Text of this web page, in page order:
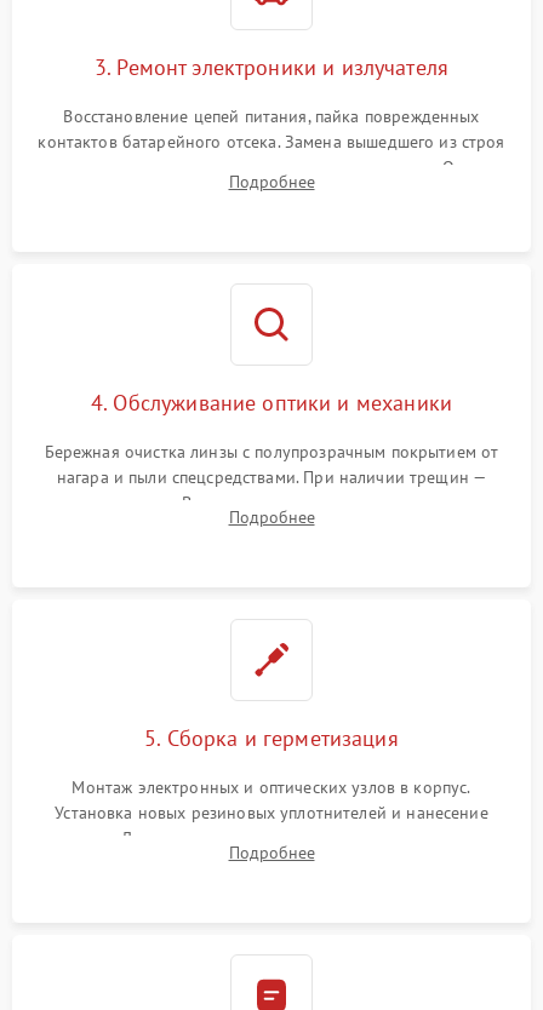
3. Ремонт электроники и излучателя
Восстановление цепей питания, пайка поврежденных
контактов батарейного отсека. Замена вышедшего из строя
светодиода или микросхемы управления яркостью. Очистка
платы от коррозии и нанесение защитного лака для
Подробнее
4. Обслуживание оптики и механики
Бережная очистка линзы с полупрозрачным покрытием от
нагара и пыли спецсредствами. При наличии трещин —
замена стекла. Восстановление или замена пружин и
резьбовых элементов в механизме ввода поправок для
Подробнее
5. Сборка и герметизация
Монтаж электронных и оптических узлов в корпус.
Установка новых резиновых уплотнителей и нанесение
герметика. Для закрытых коллиматоров — вакуумирование и
заполнение инертным газом для исключения запотевания
Подробнее